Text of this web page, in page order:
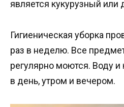
является кукурузный или
Гигиеническая уборка
раз в неделю. Все
регулярно моются. Воду
в день, утром и вечером.